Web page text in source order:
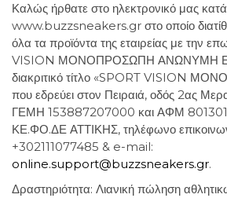
Καλώς ήρθατε στο ηλεκτρονικό μας
www.buzzsneakers.gr στο οποίο
όλα τα προϊόντα της εταιρείας με την
VISION ΜΟΝΟΠΡΟΣΩΠΗ ΑΝΩΝΥΜΗ
διακριτικό τίτλο «SPORT VISION
που εδρεύει στον Πειραιά, οδός 2ας
ΓΕΜΗ 153887207000 και ΑΦΜ
ΚΕ.ΦΟ.ΔΕ ΑΤΤΙΚΗΣ, τηλέφωνο
+302111077485 & e-mail:
online.support@buzzsneakers.gr.
Δραστηριότητα: Λιανική πώληση